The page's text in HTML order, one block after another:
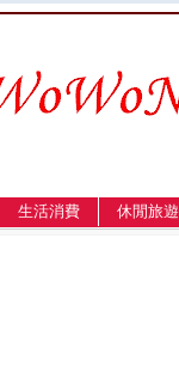
生活消費 休閒旅遊